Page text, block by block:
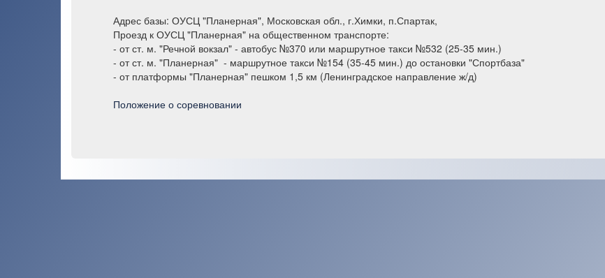
Адрес базы: ОУСЦ "Планерная", Московская обл., г.Химки, п.Спартак,
Проезд к ОУСЦ "Планерная" на общественном транспорте:
- от ст. м. "Речной вокзал" - автобус №370 или маршрутное такси №532 (25-35 мин.)
- от ст. м. "Планерная" - маршрутное такси №154 (35-45 мин.) до остановки "Спортбаза"
- от платформы "Планерная" пешком 1,5 км (Ленинградское направление ж/д)
Положение о соревновании